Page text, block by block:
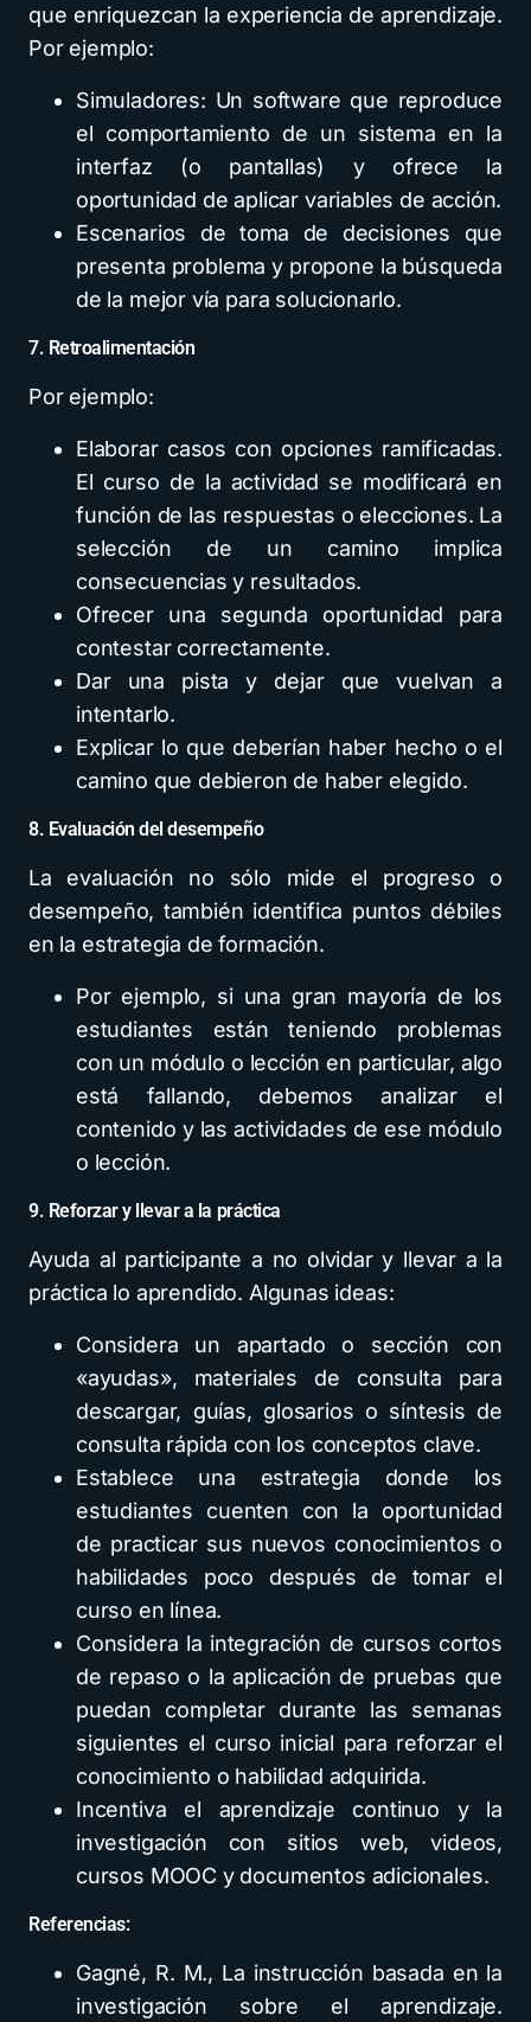
que enriquezcan la experiencia de aprendizaje.
Por ejemplo:
Simuladores: Un software que reproduce
el comportamiento de un sistema en la
interfaz (o pantallas) y ofrece la
oportunidad de aplicar variables de acción.
Escenarios de toma de decisiones que
presenta problema y propone la búsqueda
de la mejor vía para solucionarlo.
7. Retroalimentación
Por ejemplo:
Elaborar casos con opciones ramificadas.
El curso de la actividad se modificará en
función de las respuestas o elecciones. La
selección de un camino implica
consecuencias y resultados.
Ofrecer una segunda oportunidad para
contestar correctamente.
Dar una pista y dejar que vuelvan a
intentarlo.
Explicar lo que deberían haber hecho o el
camino que debieron de haber elegido.
8. Evaluación del desempeño
La evaluación no sólo mide el progreso o
desempeño, también identifica puntos débiles
en la estrategia de formación.
Por ejemplo, si una gran mayoría de los
estudiantes están teniendo problemas
con un módulo o lección en particular, algo
está fallando, debemos analizar el
contenido y las actividades de ese módulo
o lección.
9. Reforzar y llevar a la práctica
Ayuda al participante a no olvidar y llevar a la
práctica lo aprendido. Algunas ideas:
Considera un apartado o sección con
«ayudas», materiales de consulta para
descargar, guías, glosarios o síntesis de
consulta rápida con los conceptos clave.
Establece una estrategia donde los
estudiantes cuenten con la oportunidad
de practicar sus nuevos conocimientos o
habilidades poco después de tomar el
curso en línea.
Considera la integración de cursos cortos
de repaso o la aplicación de pruebas que
puedan completar durante las semanas
siguientes el curso inicial para reforzar el
conocimiento o habilidad adquirida.
Incentiva el aprendizaje continuo y la
investigación con sitios web, videos,
cursos MOOC y documentos adicionales.
Referencias:
Gagné, R. M., La instrucción basada en la
investigación sobre el aprendizaje.